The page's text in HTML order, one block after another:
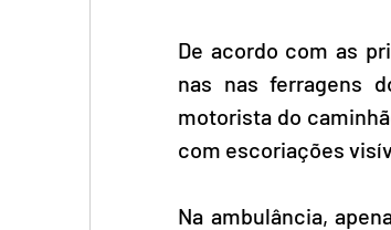
De acordo com as
nas nas ferragens
motorista do
com escoriações
Na ambulância,